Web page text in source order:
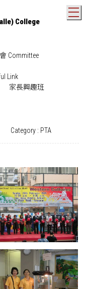
College
Committee
Link
家長興趣班
Category : PTA